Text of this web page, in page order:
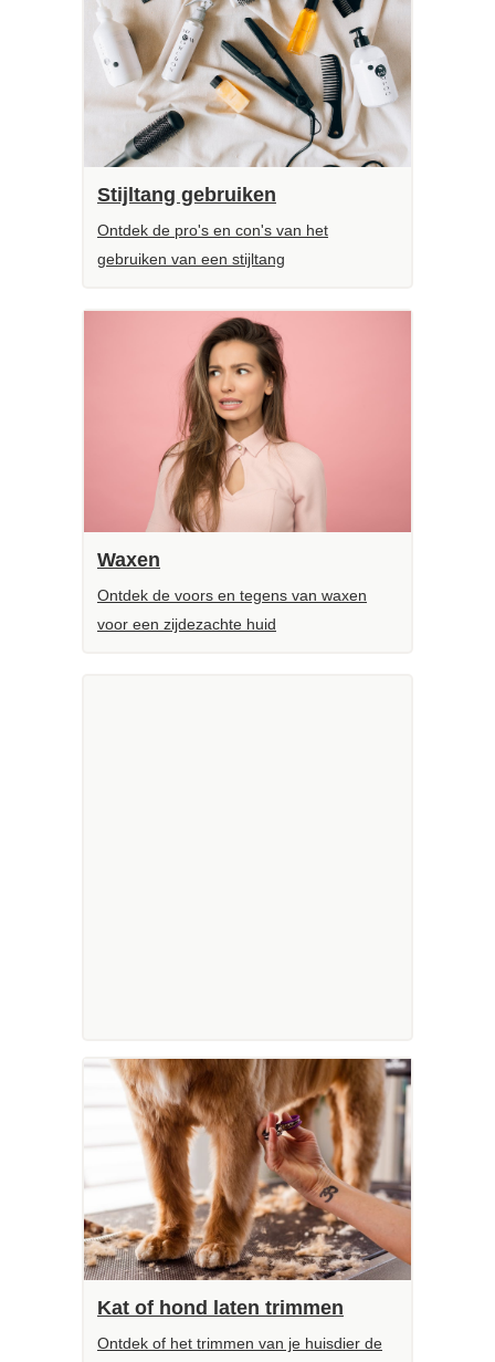
Stijltang gebruiken
Ontdek de pro's en con's van het
gebruiken van een stijltang
Waxen
Ontdek de voors en tegens van waxen
voor een zijdezachte huid
Kat of hond laten trimmen
Ontdek of het trimmen van je huisdier de